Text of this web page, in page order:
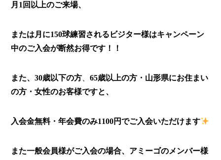
月1回以上のご来場、
または月に150球練習されるビジター様はキャンペーン
中のご入会が断然お得です！！
また、30歳以下の方 、65歳以上の方・山形県にお住まい
の方・女性のお客様ですと、
入会金無料・年会費のみ1100円でご入会いただけます
また一般会員様がご入会の場合、アミーゴのメンバー様